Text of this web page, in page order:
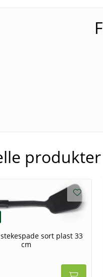
produkter
sort plast 33
cm